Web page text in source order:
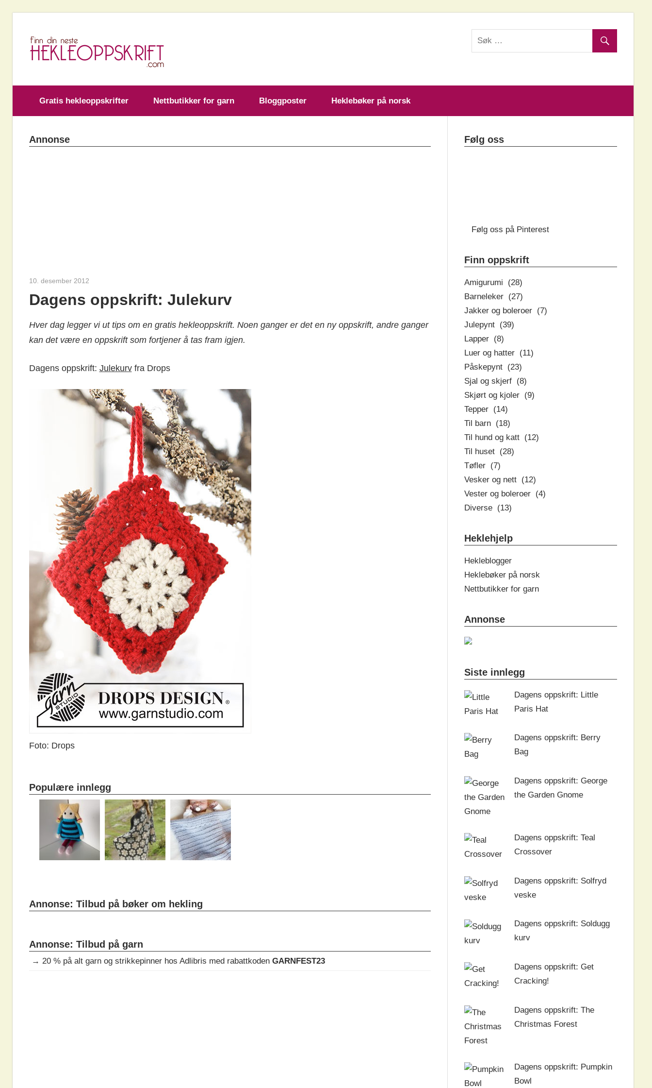
content
Gratis hekleoppskrifter Nettbutikker for garn Bloggposter Heklebøker på norsk
Annonse
10. desember 2012
Dagens oppskrift: Julekurv
Hver dag legger vi ut tips om en gratis hekleoppskrift. Noen ganger er det en ny oppskrift, andre ganger
kan det være en oppskrift som fortjener å tas fram igjen.
Dagens oppskrift: Julekurvfra Drops
Foto: Drops
Populære innlegg
Annonse: Tilbud på bøker om hekling
Annonse: Tilbud på garn
→ 20 % på alt garn og strikkepinner hos Adlibris med rabattkoden GARNFEST23
Følg oss
Følg oss på Pinterest
Finn oppskrift
Amigurumi (28)
Barneleker (27)
Jakker og boleroer (7)
Julepynt (39)
Lapper (8)
Luer og hatter (11)
Påskepynt (23)
Sjal og skjerf (8)
Skjørt og kjoler (9)
Tepper (14)
Til barn (18)
Til hund og katt (12)
Til huset (28)
Tøfler (7)
Vesker og nett (12)
Vester og boleroer (4)
Diverse (13)
Heklehjelp
Hekleblogger
Heklebøker på norsk
Nettbutikker for garn
Annonse
Siste innlegg
Dagens oppskrift: Little
Paris Hat
Dagens oppskrift: Berry
Bag
Dagens oppskrift: George
the Garden Gnome
Dagens oppskrift: Teal
Crossover
Dagens oppskrift: Solfryd
veske
Dagens oppskrift: Soldugg
kurv
Dagens oppskrift: Get
Cracking!
Dagens oppskrift: The
Christmas Forest
Dagens oppskrift: Pumpkin
Bowl